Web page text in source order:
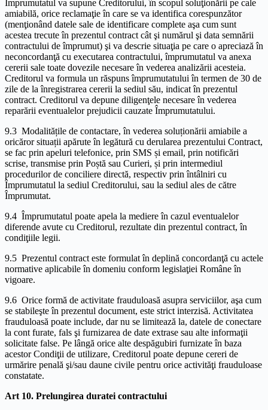
Împrumutatul va supune Creditorului, în scopul soluţionării pe cale
amiabilă, orice reclamaţie în care se va identifica corespunzător
(menţionând datele sale de identificare complete aşa cum sunt
acestea trecute în prezentul contract cât şi numărul şi data semnării
contractului de împrumut) şi va descrie situaţia pe care o apreciază în
neconcordanţă cu executarea contractului, împrumutatul va anexa
cererii sale toate dovezile necesare în vederea analizării acesteia.
Creditorul va formula un răspuns împrumutatului în termen de 30 de
zile de la înregistrarea cererii la sediul său, indicat în prezentul
contract. Creditorul va depune diligenţele necesare în vederea
reparării eventualelor prejudicii cauzate Împrumutatului.
9.3 Modalitățile de contactare, în vederea soluționării amiabile a
oricăror situații apărute în legătură cu derularea prezentului Contract,
se fac prin apeluri telefonice, prin SMS și email, prin notificări
scrise, transmise prin Poștă sau Curieri, și prin intermediul
procedurilor de conciliere directă, respectiv prin întâlniri cu
Împrumutatul la sediul Creditorului, sau la sediul ales de către
Împrumutat.
9.4 Împrumutatul poate apela la mediere în cazul eventualelor
diferende avute cu Creditorul, rezultate din prezentul contract, în
condiţiile legii.
9.5 Prezentul contract este formulat în deplină concordanţă cu actele
normative aplicabile în domeniu conform legislaţiei Române în
vigoare.
9.6 Orice formă de activitate frauduloasă asupra serviciilor, aşa cum
se stabileşte în prezentul document, este strict interzisă. Activitatea
frauduloasă poate include, dar nu se limitează la, datele de conectare
la cont furate, fals şi furnizarea de date extrase sau alte informaţii
solicitate false. Pe lângă orice alte despăgubiri furnizate în baza
acestor Condiţii de utilizare, Creditorul poate depune cereri de
urmărire penală şi/sau daune civile pentru orice activităţi frauduloase
constatate.
Art 10. Prelungirea duratei contractului